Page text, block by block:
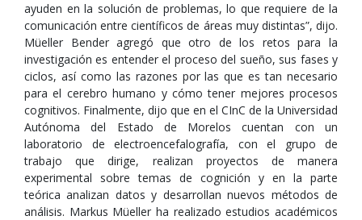
ayuden en la solución de problemas, lo que requiere de la
comunicación entre científicos de áreas muy distintas”, dijo.
Müeller Bender agregó que otro de los retos para la
investigación es entender el proceso del sueño, sus fases y
ciclos, así como las razones por las que es tan necesario
para el cerebro humano y cómo tener mejores procesos
cognitivos. Finalmente, dijo que en el CInC de la Universidad
Autónoma del Estado de Morelos cuentan con un
laboratorio de electroencefalografía, con el grupo de
trabajo que dirige, realizan proyectos de manera
experimental sobre temas de cognición y en la parte
teórica analizan datos y desarrollan nuevos métodos de
análisis. Markus Müeller ha realizado estudios académicos